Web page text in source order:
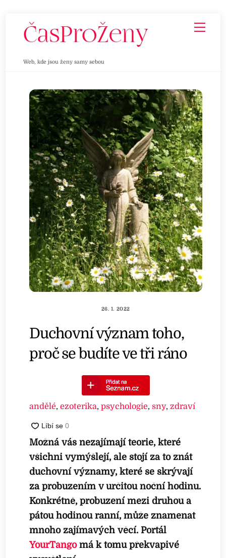
Web, kde jsou ženy samy sebou
26. 1. 2022
Duchovní význam toho,
proč se budíte ve tři ráno
andělé,ezoterika,psychologie,sny, zdraví
Možná vás nezajímají teorie, které
všichni vymýšlejí, ale stojí za to znát
duchovní významy, které se skrývají
za probuzením v určitou noční hodinu.
Konkrétně, probuzení mezi druhou a
pátou hodinou ranní, může znamenat
mnoho zajímavých věcí. Portál
YourTangomá k tomu překvapivé